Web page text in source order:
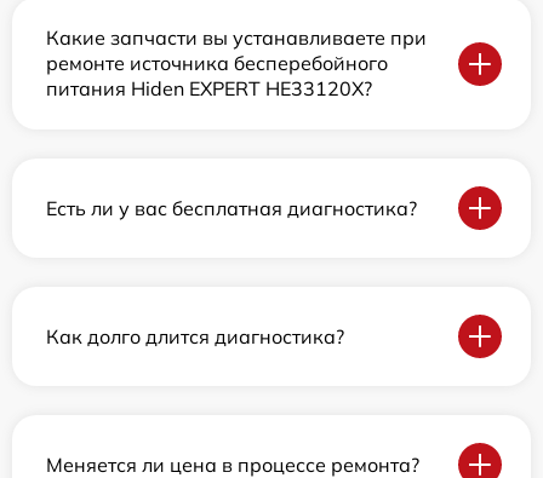
Какие запчасти вы устанавливаете при
ремонте источника бесперебойного
питания Hiden EXPERT HE33120X?
Есть ли у вас бесплатная диагностика?
Как долго длится диагностика?
Меняется ли цена в процессе ремонта?